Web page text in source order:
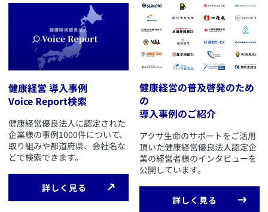
健康経営 導入事例
Voice Report検索
​​健康経営優良法人に認定された
企業様の事例1000件について、
取り組みや都道府県、会社名な
どで検索できます。
​詳しく見る
​健康経営の普及啓発のため
の
導入事例のご紹介
​アクサ生命のサポートをご活用
頂いた健康経営優良法人認定企
業の経営者様のインタビューを
公開しています。
​詳しく見る